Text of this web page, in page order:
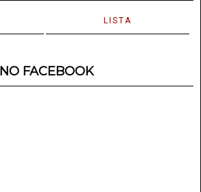
LISTA
NO FACEBOOK